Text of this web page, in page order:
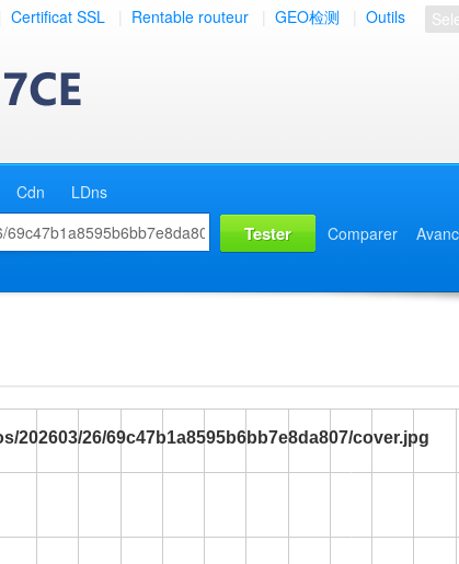
Certificat SSL Rentable routeur GEO检测 Outils
Cdn
LDns
Comparer